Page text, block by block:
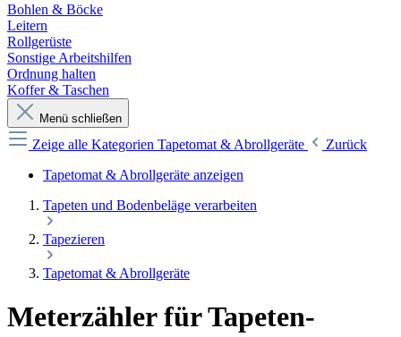
Bohlen & Böcke
Leitern
Rollgerüste
Sonstige Arbeitshilfen
Ordnung halten
Koffer & Taschen
Menü schließen
Zeige alle Kategorien Tapetomat & Abrollgeräte
Zurück
Tapetomat & Abrollgeräte anzeigen
Tapeten und Bodenbeläge verarbeiten
Tapezieren
Tapetomat & Abrollgeräte
Meterzähler für Tapeten-